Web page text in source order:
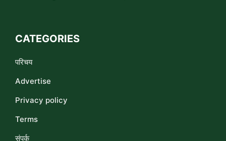
CATEGORIES
परिचय
Advertise
Privacy policy
Terms
संपर्क